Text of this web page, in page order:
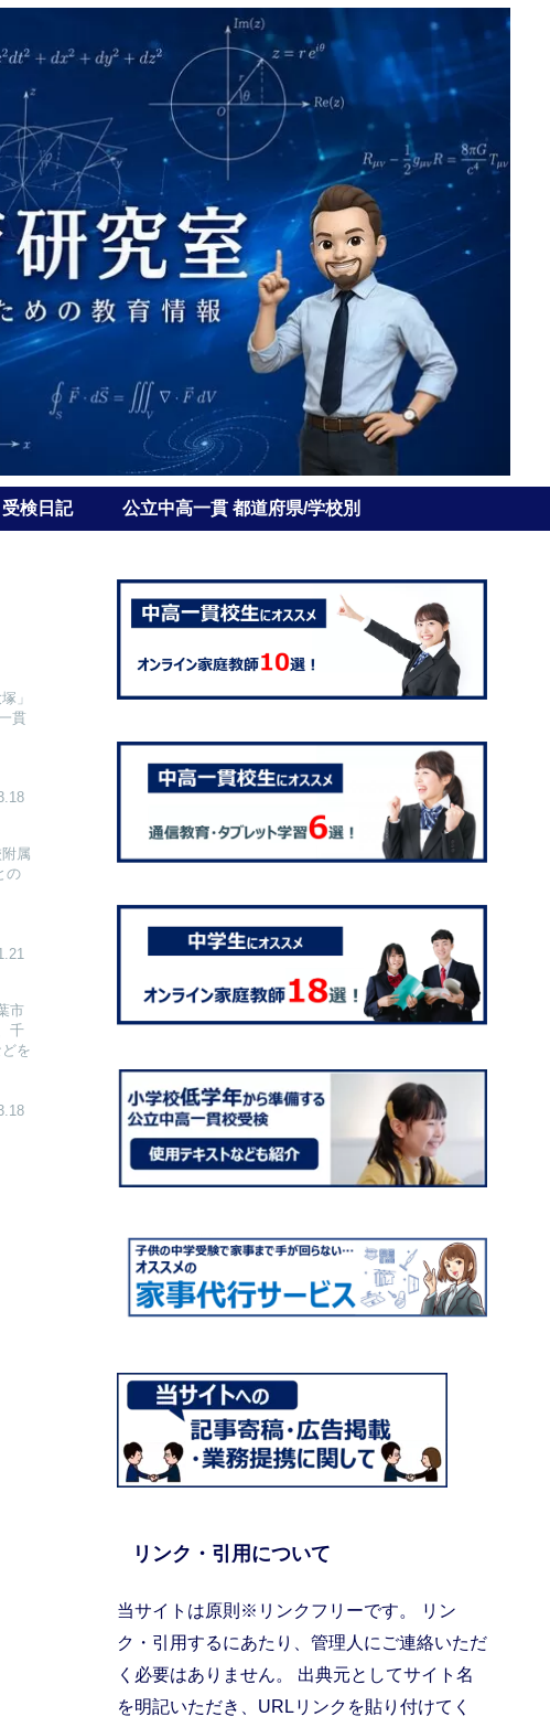
受検日記 公立中高一貫 都道府県/学校別
」
貫
属
の
市
千
を
リンク・引用について
当サイトは原則※リンクフリーです。 リン
ク・引用するにあたり、管理人にご連絡いただ
く必要はありません。 出典元としてサイト名
を明記いただき、URLリンクを貼り付けてく